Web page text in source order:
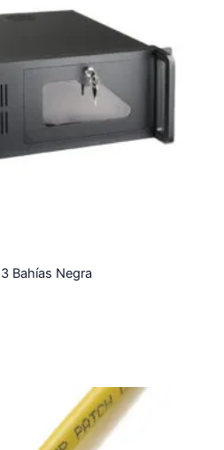
Bahías Negra